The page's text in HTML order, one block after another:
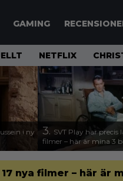
GAMING
NETFLIX
i ny
3. SVT Play har precis
filmer – här är mina 3
nya filmer – här är